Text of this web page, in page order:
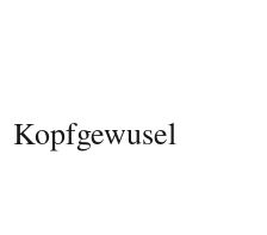
Kopfgewusel